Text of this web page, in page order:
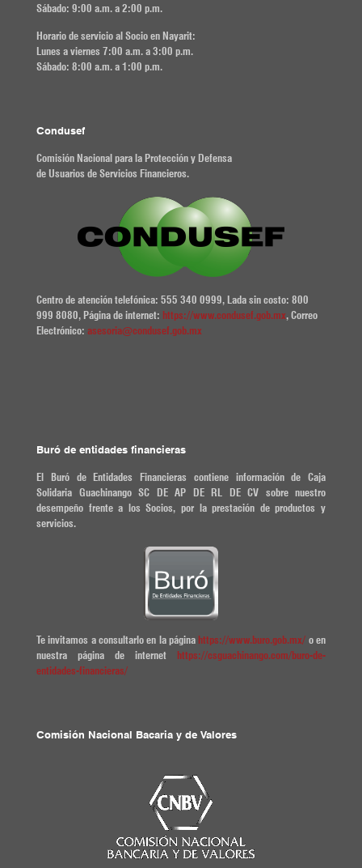
Sábado: 9:00 a.m. a 2:00 p.m.
Horario de servicio al Socio en Nayarit:
Lunes a viernes 7:00 a.m. a 3:00 p.m.
Sábado: 8:00 a.m. a 1:00 p.m.
Condusef
Comisión Nacional para la Protección y Defensa
de Usuarios de Servicios Financieros.
Centro de atención telefónica: 555 340 0999, Lada sin costo: 800
999 8080, Página de internet: https://www.condusef.gob.mx, Correo
Electrónico: asesoria@condusef.gob.mx
Buró de entidades financieras
El Buró de Entidades Financieras contiene información de Caja
Solidaria Guachinango SC DE AP DE RL DE CV sobre nuestro
desempeño frente a los Socios, por la prestación de productos y
servicios.
Te invitamos a consultarlo en la página https://www.buro.gob.mx/ o en
nuestra página de internet https://csguachinango.com/buro-de-
entidades-financieras/
Comisión Nacional Bacaria y de Valores